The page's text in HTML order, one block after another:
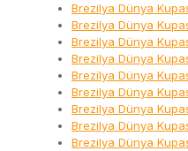
Brezilya Dünya
Brezilya Dünya
Brezilya Dünya
Brezilya Dünya
Brezilya Dünya
Brezilya Dünya
Brezilya Dünya
Brezilya Dünya
Brezilya Dünya